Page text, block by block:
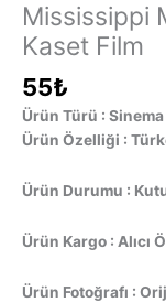
Mississippi
Kaset Film
55₺
Ürün Türü :
Ürün Özelliği :
Ürün Durumu :
Ürün Kargo : Alıcı
Ürün Fotoğrafı :